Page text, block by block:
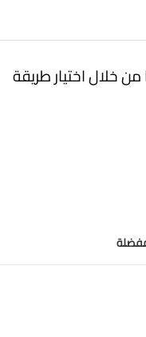
من خلال اختيار طريقة